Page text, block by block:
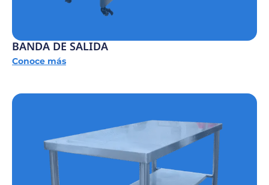
BANDA DE SALIDA
Conoce más